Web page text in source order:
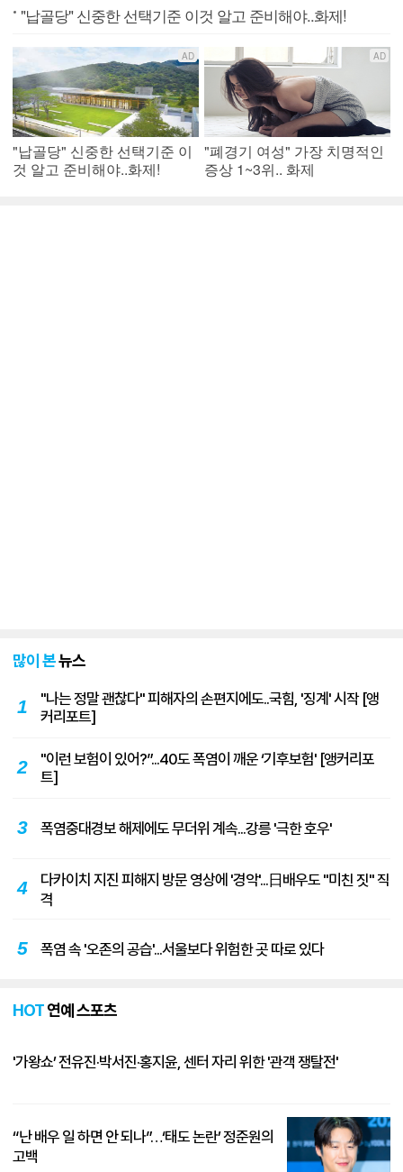
많이 본뉴스
1
"나는 정말 괜찮다" 피해자의 손편지에도..국힘, '징계' 시작 [앵
커리포트]
2
"이런 보험이 있어?”...40도 폭염이 깨운 ‘기후보험' [앵커리포
트]
3 폭염중대경보 해제에도 무더위 계속...강릉 '극한 호우'
4
다카이치 지진 피해지 방문 영상에 '경악'...日배우도 "미친 짓" 직
격
5 폭염 속 '오존의 공습'...서울보다 위험한 곳 따로 있다
HOT연예 스포츠
'가왕쇼’ 전유진·박서진·홍지윤, 센터 자리 위한 '관객 쟁탈전'
“난 배우 일 하면 안 되나”…‘태도 논란’ 정준원의
고백